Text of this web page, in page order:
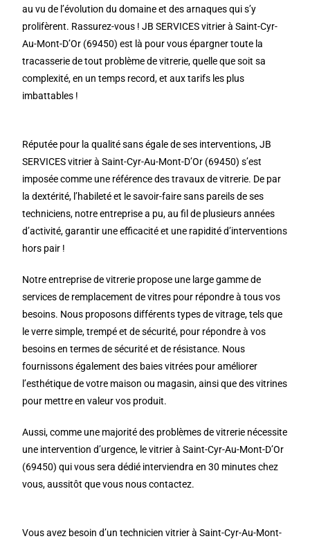
au vu de l’évolution du domaine et des arnaques qui s’y
prolifèrent. Rassurez-vous ! JB SERVICES vitrier à Saint-Cyr-
Au-Mont-D’Or (69450) est là pour vous épargner toute la
tracasserie de tout problème de vitrerie, quelle que soit sa
complexité, en un temps record, et aux tarifs les plus
imbattables !
Réputée pour la qualité sans égale de ses interventions, JB
SERVICES vitrier à Saint-Cyr-Au-Mont-D’Or (69450) s’est
imposée comme une référence des travaux de vitrerie. De par
la dextérité, l’habileté et le savoir-faire sans pareils de ses
techniciens, notre entreprise a pu, au fil de plusieurs années
d’activité, garantir une efficacité et une rapidité d’interventions
hors pair !
Notre entreprise de vitrerie propose une large gamme de
services de remplacement de vitres pour répondre à tous vos
besoins. Nous proposons différents types de vitrage, tels que
le verre simple, trempé et de sécurité, pour répondre à vos
besoins en termes de sécurité et de résistance. Nous
fournissons également des baies vitrées pour améliorer
l’esthétique de votre maison ou magasin, ainsi que des vitrines
pour mettre en valeur vos produit.
Aussi, comme une majorité des problèmes de vitrerie nécessite
une intervention d’urgence, le vitrier à Saint-Cyr-Au-Mont-D’Or
(69450) qui vous sera dédié interviendra en 30 minutes chez
vous, aussitôt que vous nous contactez.
Vous avez besoin d’un technicien vitrier à Saint-Cyr-Au-Mont-